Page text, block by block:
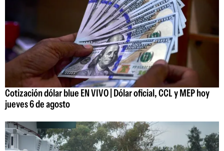
Cotización dólar blue EN VIVO | Dólar oficial, CCL y MEP hoy
jueves 6 de agosto